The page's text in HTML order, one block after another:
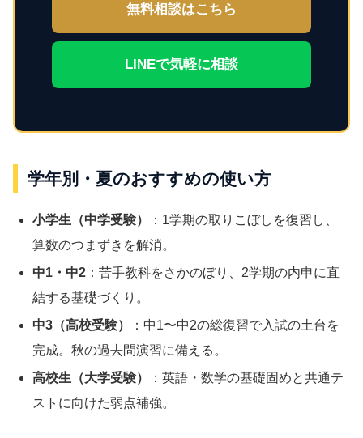
無料相談はこちら
LINEで気軽に相談
学年別・夏のおすすめの使い方
小学生（中学受験）
：1学期の取りこぼしを復習し、
算数のつまずきを解消。
中1・中2：苦手教科をさかのぼり、2学期の内申に直
結する基礎づくり。
中3（高校受験）
：中1〜中2の総復習で入試の土台を
完成。秋の過去問演習に備える。
高校生（大学受験）
：英語・数学の基礎固めと共通テ
ストに向けた弱点補強。